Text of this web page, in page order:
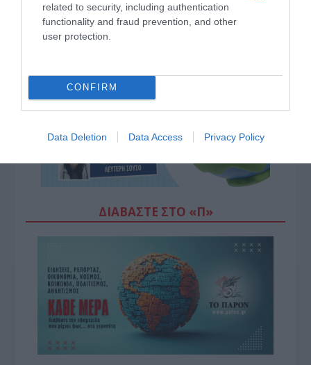
related to security, including authentication
functionality and fraud prevention, and other
user protection.
CONFIRM
Data Deletion Data Access Privacy Policy
ΔΙΑΒΆΣΤΕ ΣΤΟ «Π»